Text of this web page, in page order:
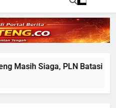
Siaga, PLN Batasi